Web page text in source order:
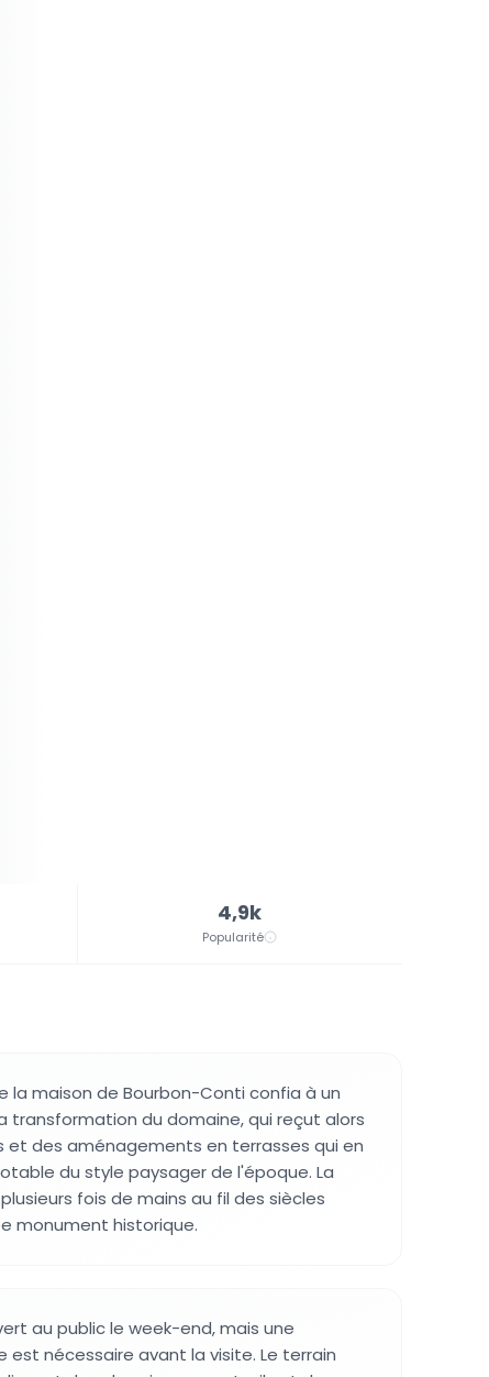
4,9k
Popularité
la maison de Bourbon-Conti confia à un
transformation du domaine, qui reçut alors
et des aménagements en terrasses qui en
du style paysager de l'époque. La
fois de mains au fil des siècles
monument historique.
au public le week-end, mais une
est nécessaire avant la visite. Le terrain